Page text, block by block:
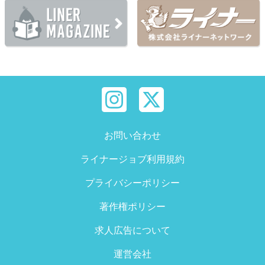
お問い合わせ
ライナージョブ利用規約
プライバシーポリシー
著作権ポリシー
求人広告について
運営会社